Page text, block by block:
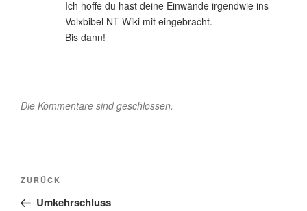
Ich hoffe du hast deine Einwände irgendwie ins
Volxbibel NT Wiki mit eingebracht.
Bis dann!
Die Kommentare sind geschlossen.
Beitragsnavigation
Vorheriger
Beitrag
ZURÜCK
Umkehrschluss